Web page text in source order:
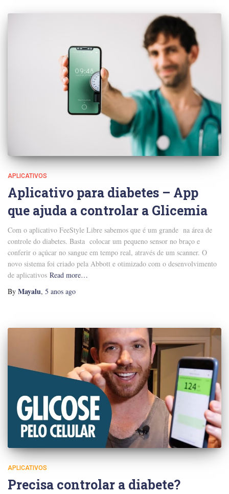
APLICATIVOS
Aplicativo para diabetes – App
que ajuda a controlar a Glicemia
Com o aplicativo FeeStyle Libre sabemos que é um grande na área de
controle do diabetes. Basta colocar um pequeno sensor no braço e
conferir o açúcar no sangue em tempo real, através de um scanner. O
novo sistema foi criado pela Abbott e otimizado com o desenvolvimento
de aplicativos Read more…
By Mayalu, 5 anos ago
APLICATIVOS
Precisa controlar a diabete?